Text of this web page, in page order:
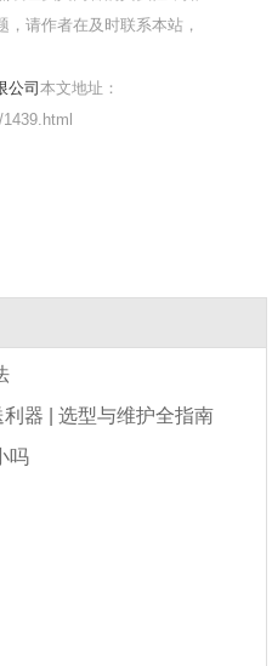
请作者在及时联系本站，
公司本文地址：
器 | 选型与维护全指南
吗